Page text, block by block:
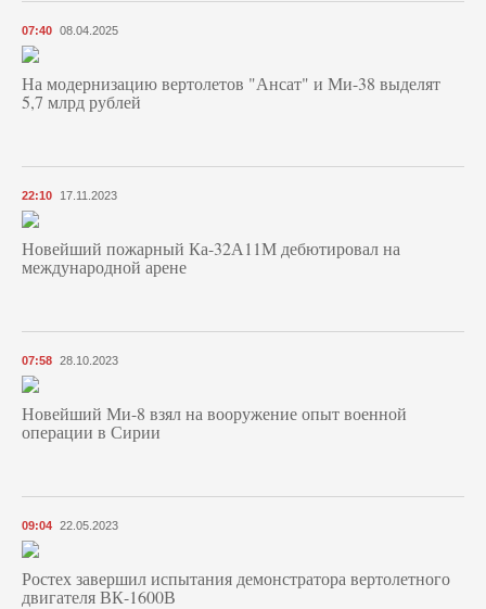
07:40 08.04.2025
На модернизацию вертолетов "Ансат" и Ми-38 выделят
5,7 млрд рублей
22:10 17.11.2023
Новейший пожарный Ка-32А11М дебютировал на
международной арене
07:58 28.10.2023
Новейший Ми-8 взял на вооружение опыт военной
операции в Сирии
09:04 22.05.2023
Ростех завершил испытания демонстратора вертолетного
двигателя ВК-1600В